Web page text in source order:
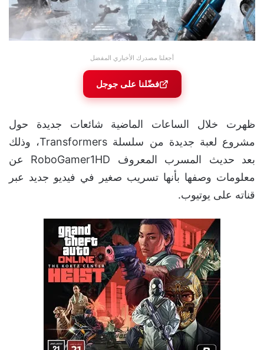
أجعلنا مصدرك الأخباري المفضل
فضّلنا على جوجل
ظهرت خلال الساعات الماضية شائعات جديدة حول
مشروع لعبة جديدة من سلسلة Transformers، وذلك
بعد حديث المسرب المعروف RoboGamer1HD عن
معلومات وصفها بأنها تسريب صغير في فيديو جديد عبر
قناته على يوتيوب.